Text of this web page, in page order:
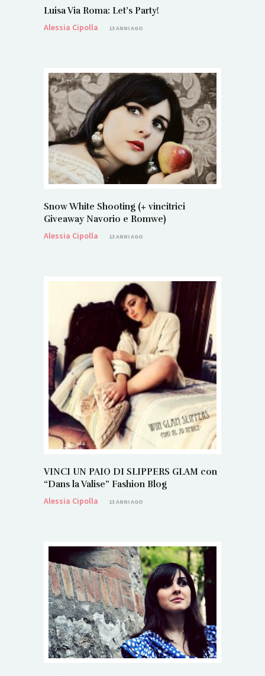
Luisa Via Roma: Let’s Party!
Alessia Cipolla
13 ANNI AGO
Snow White Shooting (+ vincitrici
Giveaway Navorio e Romwe)
Alessia Cipolla
13 ANNI AGO
VINCI UN PAIO DI SLIPPERS GLAM con
“Dans la Valise” Fashion Blog
Alessia Cipolla
13 ANNI AGO